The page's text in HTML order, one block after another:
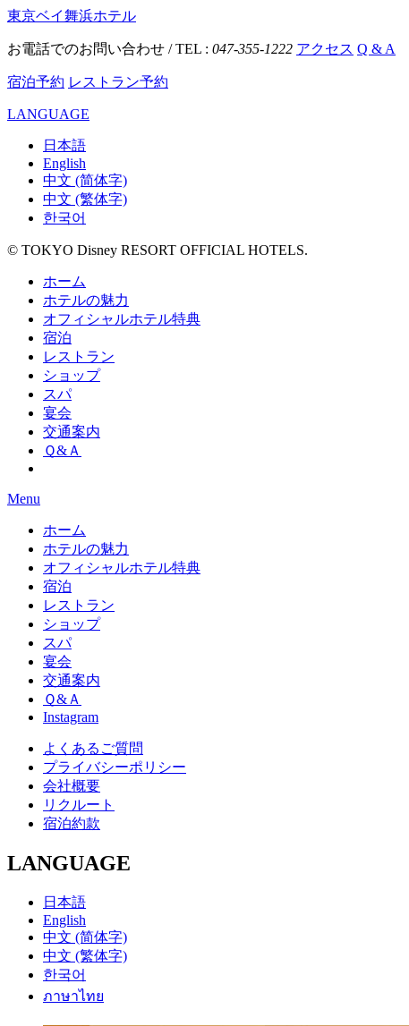
東京ベイ舞浜ホテル
お電話でのお問い合わせ / TEL : 047-355-1222 アクセス Q & A
宿泊予約 レストラン予約
LANGUAGE
日本語
English
中文 (简体字)
中文 (繁体字)
한국어
© TOKYO Disney RESORT OFFICIAL HOTELS.
ホーム
ホテルの魅力
オフィシャルホテル特典
宿泊
レストラン
ショップ
スパ
宴会
交通案内
Ｑ&Ａ
Menu
ホーム
ホテルの魅力
オフィシャルホテル特典
宿泊
レストラン
ショップ
スパ
宴会
交通案内
Ｑ&Ａ
Instagram
よくあるご質問
プライバシーポリシー
会社概要
リクルート
宿泊約款
LANGUAGE
日本語
English
中文 (简体字)
中文 (繁体字)
한국어
ภาษาไทย